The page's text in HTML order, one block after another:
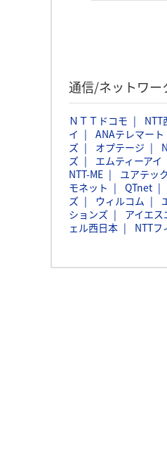
通信/ネットワー
ＮＴＴドコモ NTT
イ
ANAテレマート
ズ
オプテージ
ズ
エムティーアイ
NTT-ME
ユアテック
モネット
QTnet
ズ
ウィルコム
ションズ
アイエス
ェル西日本
NTTフ